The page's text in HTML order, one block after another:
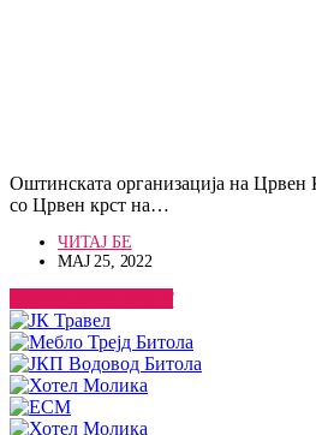
Оштинската организација на Црвен
со Црвен крст на…
ЧИТАЈ БЕ
МАЈ 25, 2022
ПОГЛЕДНИ ВЕСТ